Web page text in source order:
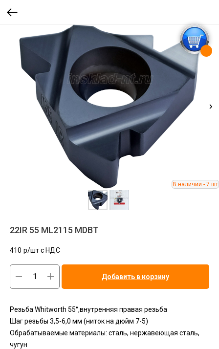
22IR 55 ML2115 MDBT
410 р/шт c НДС
Добавить в корзину
Резьба Whitworth 55°,внутренняя правая резьба
Шаг резьбы 3,5-6,0 мм (ниток на дюйм 7-5)
Обрабатываемые материалы: сталь, нержавеющая сталь,
чугун